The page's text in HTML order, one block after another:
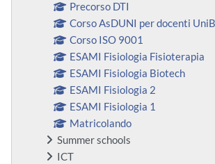
Precorso DTI
Corso AsDUNI per docenti
Corso ISO 9001
ESAMI Fisiologia Fisioterapia
ESAMI Fisiologia Biotech
ESAMI Fisiologia 2
ESAMI Fisiologia 1
Matricolando
Summer schools
ICT